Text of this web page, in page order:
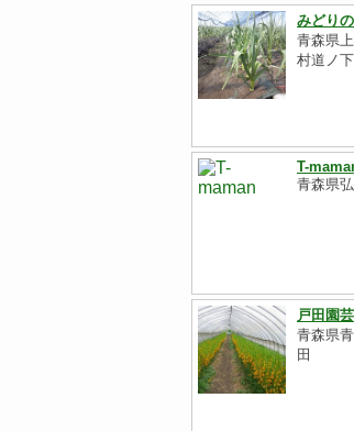
みどり
青森県
村道ノ下
T-
青森県
戸田園芸
青森県
田